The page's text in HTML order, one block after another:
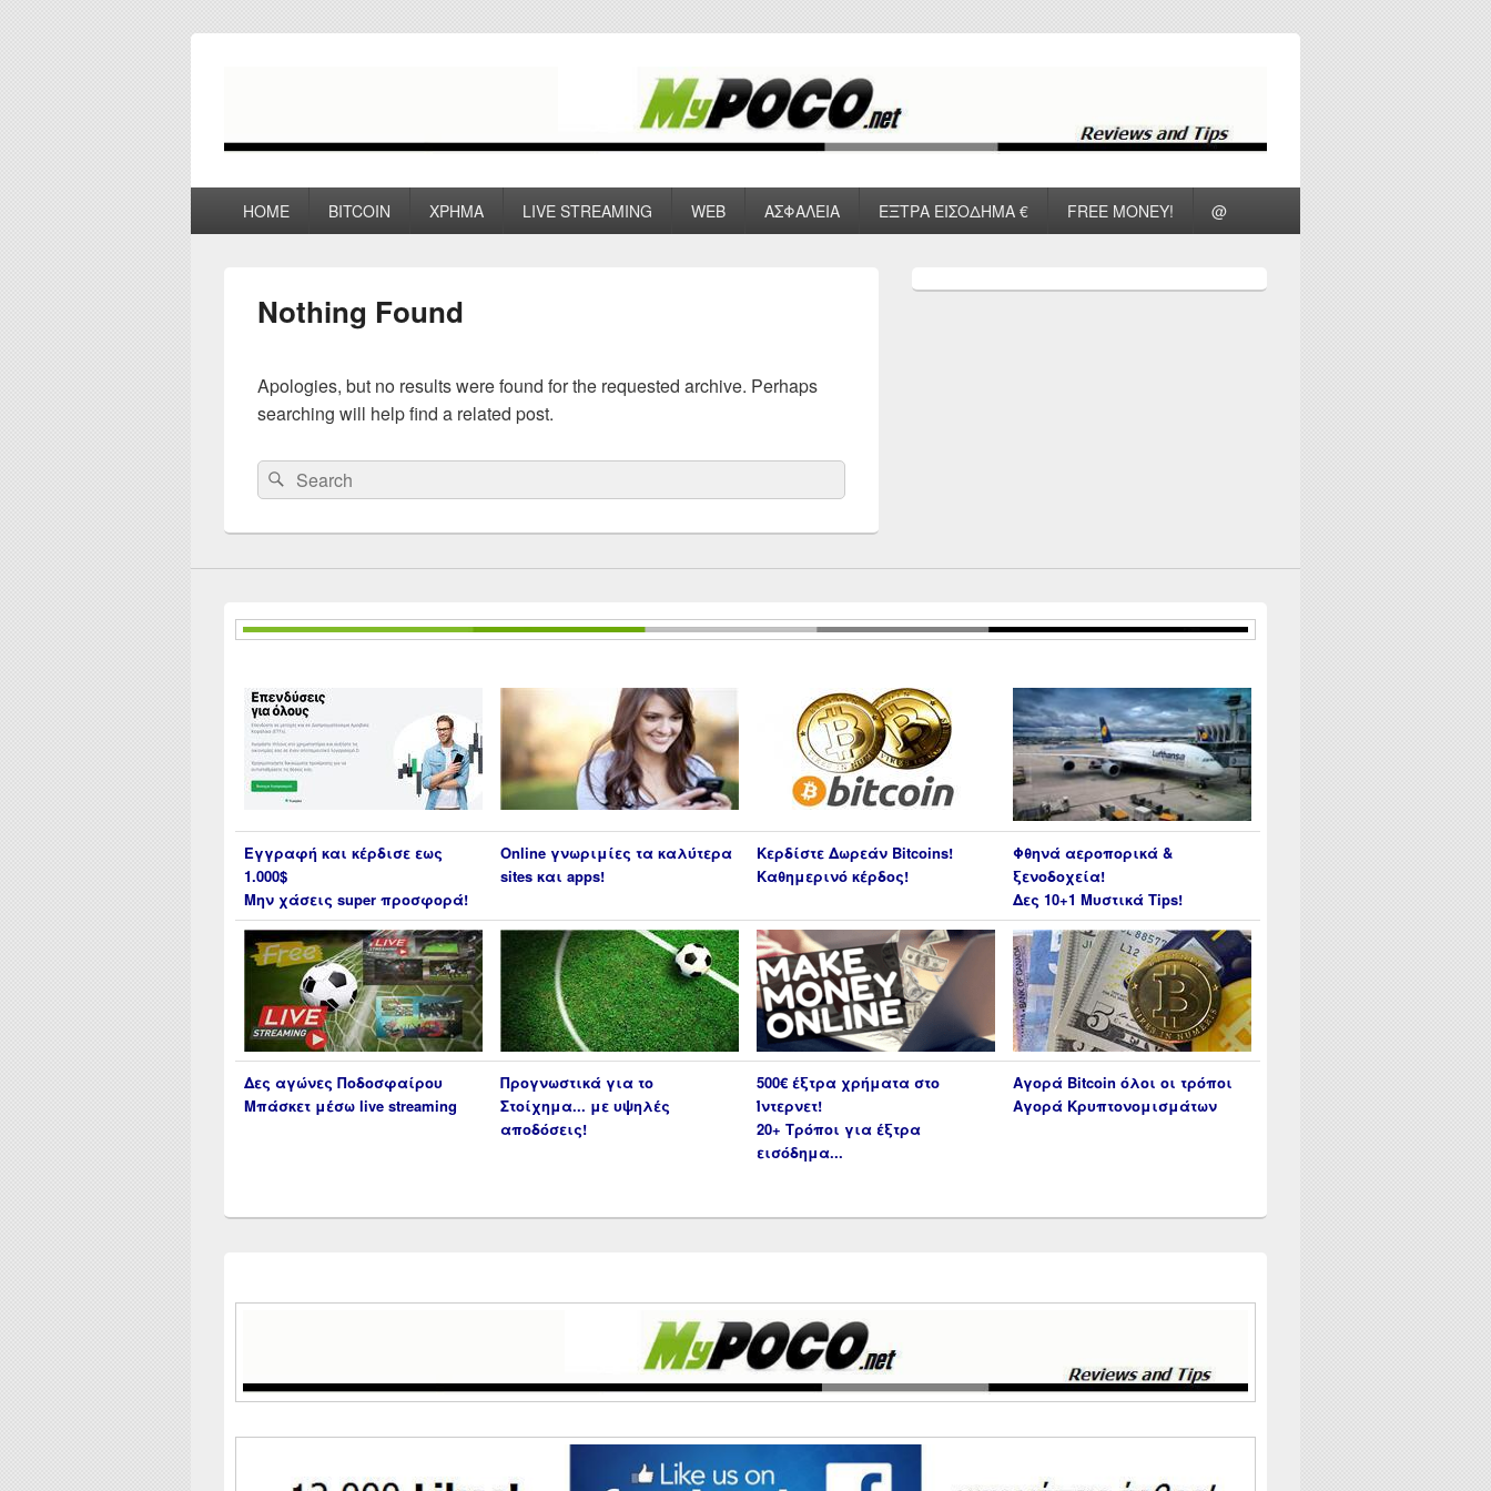
HOME BITCOIN ΧΡΗΜΑ LIVE STREAMING WEB ΑΣΦΑΛΕΙΑ ΕΞΤΡΑ ΕΙΣΟΔΗΜΑ € FREE MONEY! @
Nothing Found
Apologies, but no results were found for the requested archive. Perhaps
searching will help find a related post.
Search
for:
Search
Sidebar
Εγγραφή και κέρδισε εως
1.000$
Μην χάσεις super προσφορά!
Online γνωριμίες τα καλύτερα
sites και apps!
Κερδίστε Δωρεάν Bitcoins!
Καθημερινό κέρδος!
Φθηνά αεροπορικά &
ξενοδοχεία!
Δες 10+1 Μυστικά Tips!
Δες αγώνες Ποδοσφαίρου
Μπάσκετ μέσω live streaming
Προγνωστικά για το
Στοίχημα... με υψηλές
αποδόσεις!
500€ έξτρα χρήματα στο
Ίντερνετ!
20+ Τρόποι για έξτρα
εισόδημα...
Αγορά Bitcoin όλοι οι τρόποι
Αγορά Κρυπτονομισμάτων